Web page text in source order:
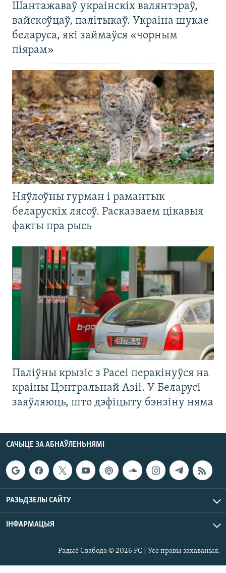
Шантажаваў украінскіх валянтэраў,
вайскоўцаў, палітыкаў. Украіна шукае
беларуса, які займаўся «чорным
піярам»
Няўлоўны гурман і рамантык
беларускіх лясоў. Расказваем цікавыя
факты пра рысь
Паліўны крызіс з Расеі перакінуўся на
краіны Цэнтральнай Азіі. У Беларусі
заяўляюць, што дэфіцыту бэнзіну няма
САЧЫЦЕ ЗА АБНАЎЛЕНЬНЯМІ
РАЗЬДЗЕЛЫ САЙТУ
ІНФАРМАЦЫЯ
Радыё Свабода © 2026 РС | Усе правы захаваныя.